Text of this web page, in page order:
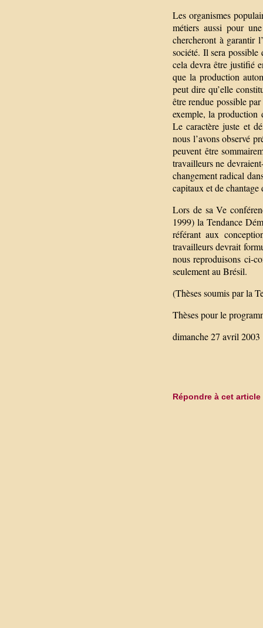
Les organismes
métiers aussi pour
chercheront à garantir
société. Il sera
cela devra être justifié
que la production
peut dire qu’elle
être rendue possible
exemple, la production
Le caractère juste et
nous l’avons observé
peuvent être
travailleurs ne
changement radical
capitaux et de chantage
Lors de sa Ve
1999) la Tendance
référant aux
travailleurs devrait
nous reproduisons ci-
seulement au Brésil.
(Thèses soumis par la
Thèses pour le
dimanche 27 avril 2003
Répondre à cet article